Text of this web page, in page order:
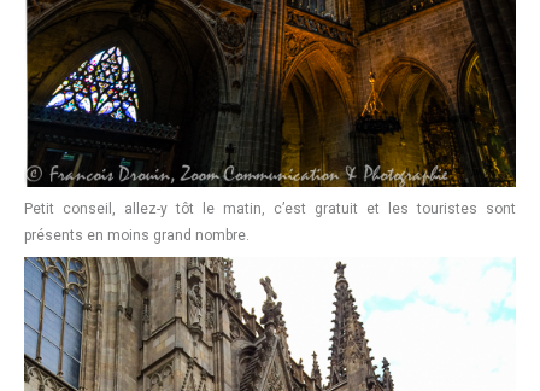
Petit conseil, allez-y tôt le matin, c’est gratuit et les touristes sont
présents en moins grand nombre.